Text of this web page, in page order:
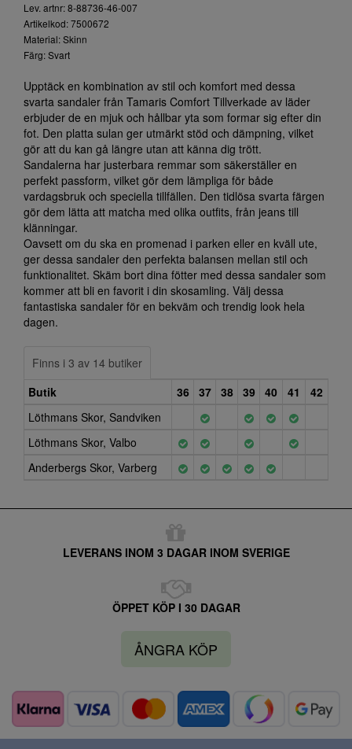
Lev. artnr: 8-88736-46-007
Artikelkod: 7500672
Material: Skinn
Färg: Svart
Upptäck en kombination av stil och komfort med dessa
svarta sandaler från Tamaris Comfort Tillverkade av läder
erbjuder de en mjuk och hållbar yta som formar sig efter din
fot. Den platta sulan ger utmärkt stöd och dämpning, vilket
gör att du kan gå längre utan att känna dig trött.
Sandalerna har justerbara remmar som säkerställer en
perfekt passform, vilket gör dem lämpliga för både
vardagsbruk och speciella tillfällen. Den tidlösa svarta färgen
gör dem lätta att matcha med olika outfits, från jeans till
klänningar.
Oavsett om du ska en promenad i parken eller en kväll ute,
ger dessa sandaler den perfekta balansen mellan stil och
funktionalitet. Skäm bort dina fötter med dessa sandaler som
kommer att bli en favorit i din skosamling. Välj dessa
fantastiska sandaler för en bekväm och trendig look hela
dagen.
Finns i 3 av 14 butiker
Butik
36 37 38 39 40 41
42
Löthmans Skor, Sandviken
Löthmans Skor, Valbo
Anderbergs Skor, Varberg
LEVERANS INOM 3 DAGAR INOM SVERIGE
ÖPPET KÖP I 30 DAGAR
ÅNGRA KÖP